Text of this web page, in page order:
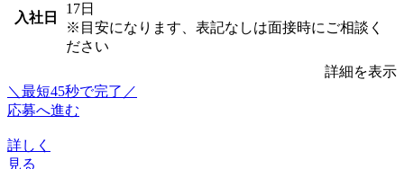
入社日
17日
※目安になります、表記なしは面接時にご相談く
ださい
詳細を表示
＼最短45秒で完了／
応募へ進む
詳しく
見る